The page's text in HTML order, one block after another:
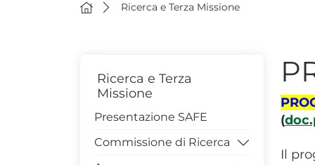
Ricerca e Terza Missione
(
Il
Ricerca e Terza
Missione
Presentazione SAFE
Commissione di Ricerca